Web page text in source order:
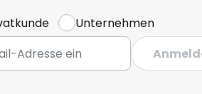
Unternehmen